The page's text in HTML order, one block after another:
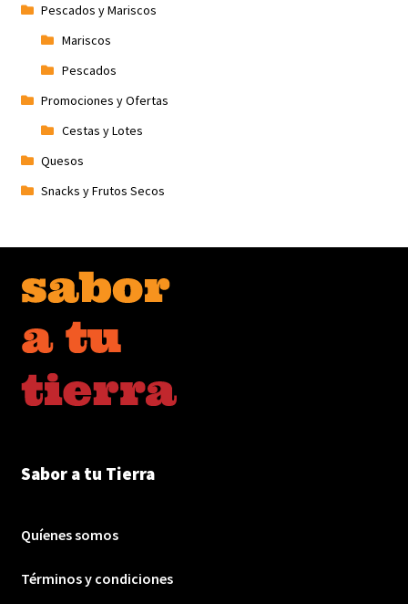
Pescados y Mariscos
Mariscos
Pescados
Promociones y Ofertas
Cestas y Lotes
Quesos
Snacks y Frutos Secos
Sabor a tu Tierra
Quíenes somos
Términos y condiciones